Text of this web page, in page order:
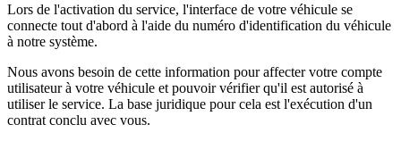
Lors de l'activation du service, l'interface de votre véhicule se
connecte tout d'abord à l'aide du numéro d'identification du véhicule
à notre système.
Nous avons besoin de cette information pour affecter votre compte
utilisateur à votre véhicule et pouvoir vérifier qu'il est autorisé à
utiliser le service. La base juridique pour cela est l'exécution d'un
contrat conclu avec vous.